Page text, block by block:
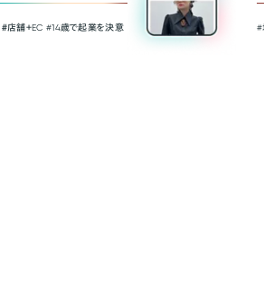
店舗＋EC #14歳で起業を決意 #